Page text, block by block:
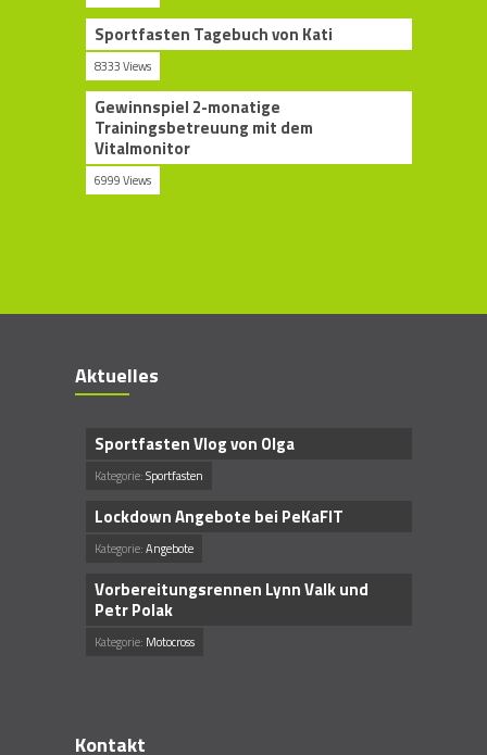
Sportfasten Tagebuch von Kati
8333 Views
Gewinnspiel 2-monatige
Trainingsbetreuung mit dem
Vitalmonitor
6999 Views
Aktuelles
Sportfasten Vlog von Olga
Kategorie:Sportfasten
Lockdown Angebote bei PeKaFIT
Kategorie:Angebote
Vorbereitungsrennen Lynn Valk und
Petr Polak
Kategorie: Motocross
Kontakt